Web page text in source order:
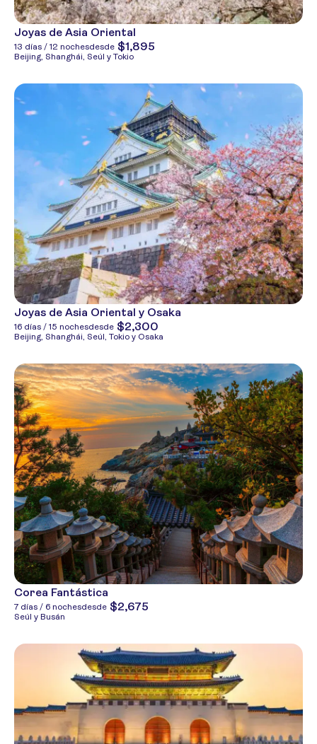
Joyas de Asia Oriental
13 días / 12 nochesdesde $1,895
Beijing, Shanghái, Seúl y Tokio
Joyas de Asia Oriental y Osaka
16 días / 15 nochesdesde $2,300
Beijing, Shanghái, Seúl, Tokio y Osaka
Corea Fantástica
7 días / 6 nochesdesde $2,675
Seúl y Busán